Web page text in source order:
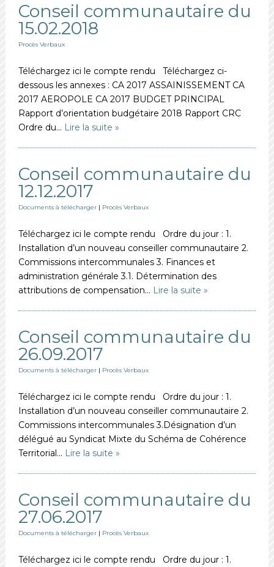
Conseil communautaire du
15.02.2018
Procès Verbaux
Téléchargez ici le compte rendu Téléchargez ci-
dessous les annexes : CA 2017 ASSAINISSEMENT CA
2017 AEROPOLE CA 2017 BUDGET PRINCIPAL
Rapport d’orientation budgétaire 2018 Rapport CRC
Ordre du… Lire la suite »
Conseil communautaire du
12.12.2017
Documents à télécharger| Procès Verbaux
Téléchargez ici le compte rendu Ordre du jour : 1.
Installation d’un nouveau conseiller communautaire 2.
Commissions intercommunales 3. Finances et
administration générale 3.1. Détermination des
attributions de compensation… Lire la suite »
Conseil communautaire du
26.09.2017
Documents à télécharger| Procès Verbaux
Téléchargez ici le compte rendu Ordre du jour : 1.
Installation d’un nouveau conseiller communautaire 2.
Commissions intercommunales 3.Désignation d’un
délégué au Syndicat Mixte du Schéma de Cohérence
Territorial… Lire la suite »
Conseil communautaire du
27.06.2017
Documents à télécharger| Procès Verbaux
Téléchargez ici le compte rendu Ordre du jour : 1.